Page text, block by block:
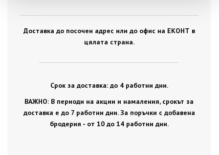
Доставка до посочен адрес или до офис на ЕКОНТ в
цялата страна.
Срок за доставка: до 4 работни дни.
ВАЖНО: В периоди на акции и намаления, срокът за
доставка е до 7 работни дни. За поръчки с добавена
бродерия - от 10 до 14 работни дни.